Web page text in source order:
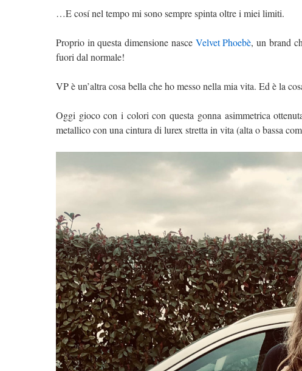
…E cosí nel tempo mi sono sempre spinta oltre i miei limiti.
Proprio in questa dimensione nasce Velvet Phoebè, un brand
fuori dal normale!
VP è un’altra cosa bella che ho messo nella mia vita. Ed è la
Oggi gioco con i colori con questa gonna asimmetrica
metallico con una cintura di lurex stretta in vita (alta o bassa